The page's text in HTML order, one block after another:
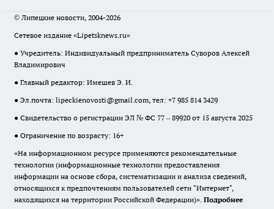
© Липецкие новости, 2004-2026
Сетевое издание «Lipetsknews.ru»
● Учредитель: Индивидуальный предприниматель Суворов Алексей
Владимирович
● Главный редактор: Имешев Э. И.
● Эл.почта: lipeckienovosti@gmail.com, тел: +7 985 814 3429
● Свидетельство о регистрации ЭЛ № ФС 77 – 89920 от 15 августа 2025
● Ограничение по возрасту: 16+
«На информационном ресурсе применяются рекомендательные
технологии (информационные технологии предоставления
информации на основе сбора, систематизации и анализа сведений,
относящихся к предпочтениям пользователей сети "Интернет",
находящихся на территории Российской Федерации)». Подробнее